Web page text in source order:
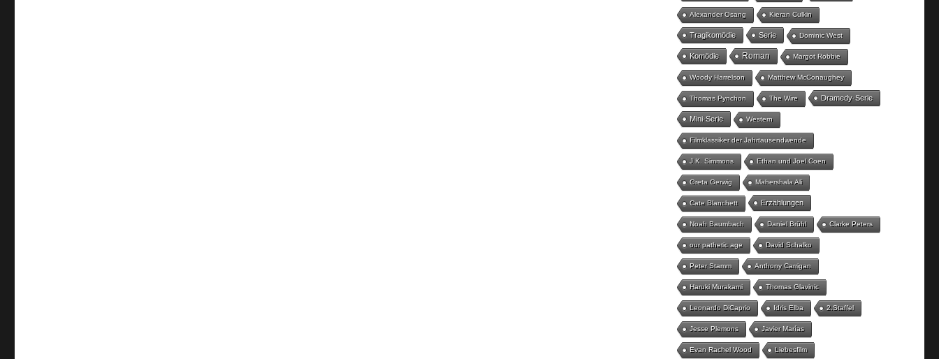
Alexander Osang Kieran Culkin
Tragikomödie Serie Dominic West
Komödie Roman Margot Robbie
Woody Harrelson Matthew McConaughey
Thomas Pynchon The Wire Dramedy-Serie
Mini-Serie Western
Filmklassiker der Jahrtausendwende
J.K. Simmons Ethan und Joel Coen
Greta Gerwig Mahershala Ali
Cate Blanchett Erzählungen
Noah Baumbach Daniel Brühl Clarke Peters
our pathetic age David Schalko
Peter Stamm Anthony Carrigan
Haruki Murakami Thomas Glavinic
Leonardo DiCaprio Idris Elba 2.Staffel
Jesse Plemons Javier Marías
Evan Rachel Wood Liebesfilm